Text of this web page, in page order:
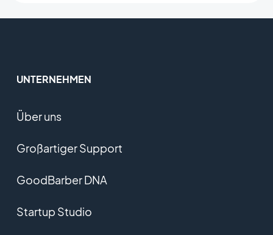
UNTERNEHMEN
Über uns
Großartiger Support
GoodBarber DNA
Startup Studio